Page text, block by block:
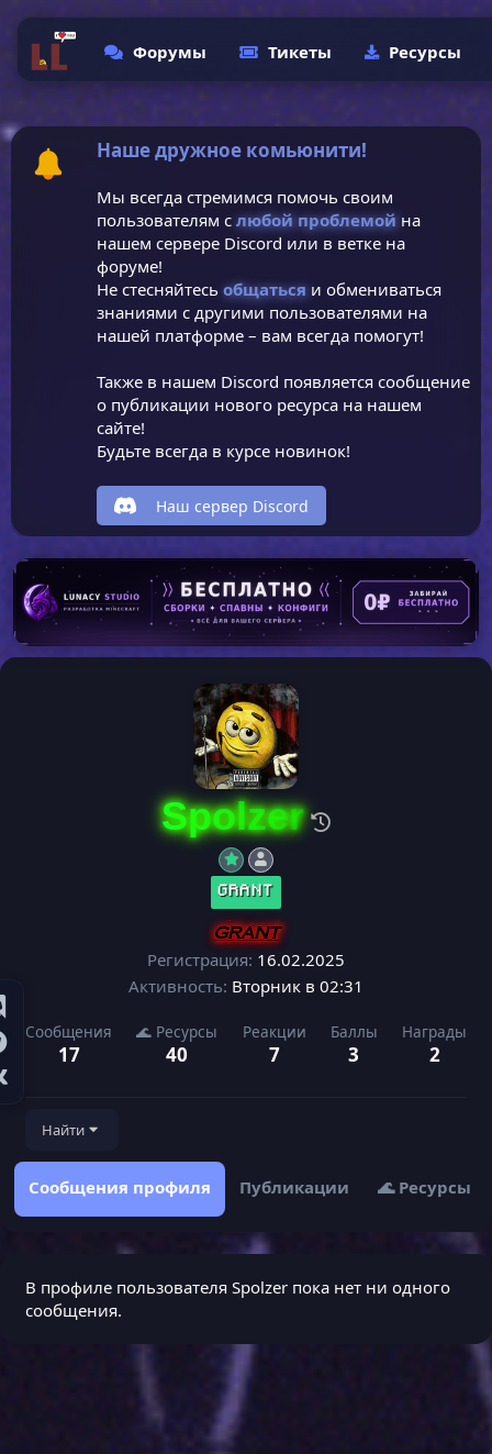
Форумы Тикеты Ресурсы
Наше дружное комьюнити!
Мы всегда стремимся помочь своим
пользователям с любой проблемой на
нашем сервере Discord или в ветке на
форуме!
Не стесняйтесь общатьсяи обмениваться
знаниями с другими пользователями на
нашей платформе – вам всегда помогут!
Также в нашем Discord появляется сообщение
о публикации нового ресурса на нашем
сайте!
Будьте всегда в курсе новинок!
Наш сервер Discord
Spolzer
GRANT
GRANT
Регистрация 16.02.2025
Активность Вторник в 02:31
Сообщения
17
🌊 Ресурсы
40
Реакции
7
Баллы
3
Награды
2
Найти
Сообщения профиля Публикации 🌊 Ресурсы
В профиле пользователя Spolzer пока нет ни одного
сообщения.